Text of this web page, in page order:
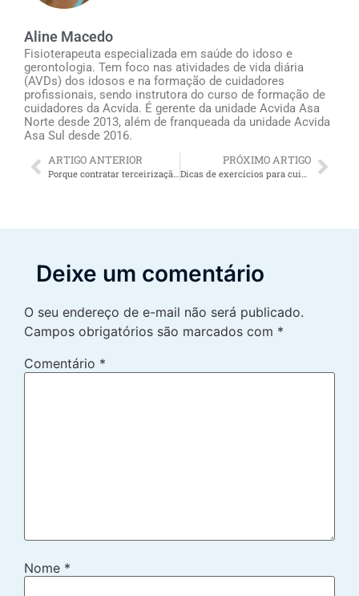
Aline Macedo
Fisioterapeuta especializada em saúde do idoso e
gerontologia. Tem foco nas atividades de vida diária
(AVDs) dos idosos e na formação de cuidadores
profissionais, sendo instrutora do curso de formação de
cuidadores da Acvida. É gerente da unidade Acvida Asa
Norte desde 2013, além de franqueada da unidade Acvida
Asa Sul desde 2016.
ARTIGO ANTERIOR
Porque contratar terceirização de cuidadores de idosos oferece alívio para os familiares do idoso
PRÓXIMO ARTIGO
Dicas de exercícios para cuidadores de idosos
Deixe um comentário
O seu endereço de e-mail não será publicado.
Campos obrigatórios são marcados com *
Comentário *
Nome *